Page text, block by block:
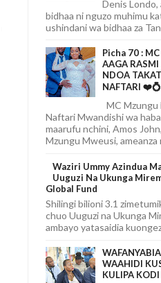
Denis Londo,
bidhaa ni nguzo muhimu
ushindani wa bidhaa za
Picha 70 :
AAGA RASMI
NDOA
NAFTARI ❤️💍
MC Mzungu
Naftari Mwandishi wa
maarufu nchini, Amos
Mzungu Mweusi, ameanza
Waziri Ummy Azindua
Uuguzi Na Ukunga
Global Fund
Shilingi bilioni 3.1
chuo Uuguzi na Ukunga
ambayo yatasaidia
WAAHIDI
KULIPA